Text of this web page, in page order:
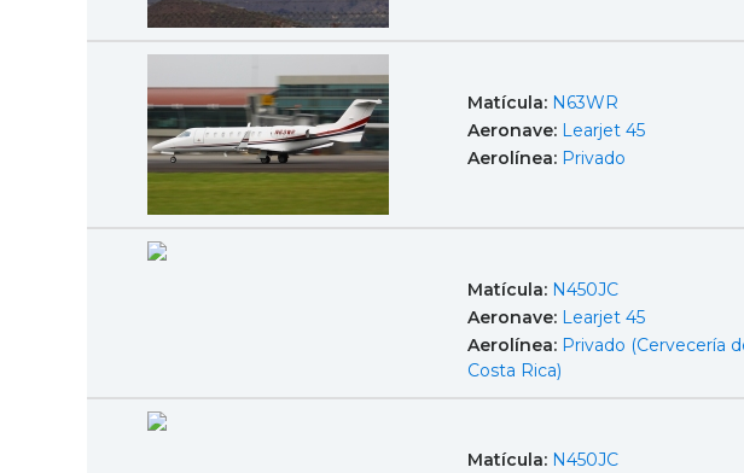
Matícula: N63WR
Aeronave: Learjet 45
Aerolínea: Privado
Matícula: N450JC
Aeronave: Learjet 45
Aerolínea: Privado (Cervecería
Costa Rica)
Matícula: N450JC